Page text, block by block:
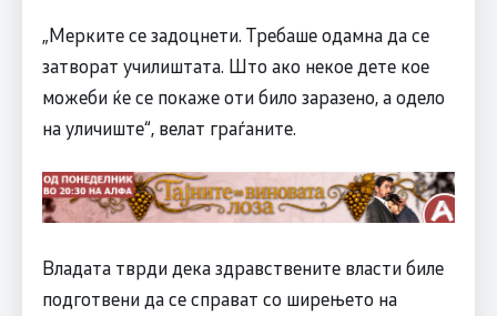
„Мерките се задоцнети. Требаше одамна да се
затворат училиштата. Што ако некое дете кое
можеби ќе се покаже оти било заразено, а одело
на уличиште“, велат граѓаните.
Владата тврди дека здравствените власти биле
подготвени да се справат со ширењето на